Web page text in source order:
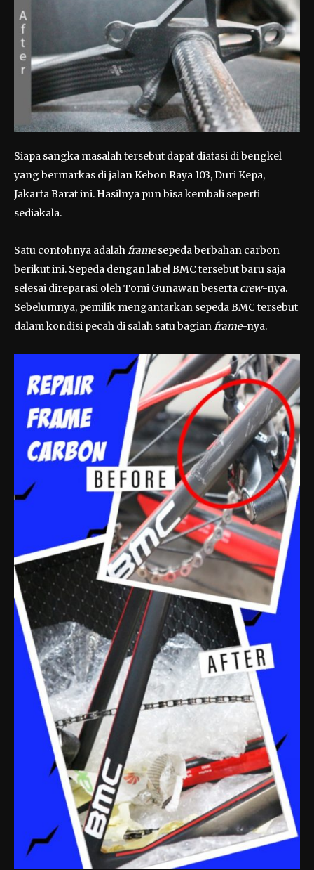
Siapa sangka masalah tersebut dapat diatasi di bengkel
yang bermarkas di jalan Kebon Raya 103, Duri Kepa,
Jakarta Barat ini. Hasilnya pun bisa kembali seperti
sediakala.
Satu contohnya adalah framesepeda berbahan carbon
berikut ini. Sepeda dengan label BMC tersebut baru saja
selesai direparasi oleh Tomi Gunawan beserta crew-nya.
Sebelumnya, pemilik mengantarkan sepeda BMC tersebut
dalam kondisi pecah di salah satu bagian frame-nya.